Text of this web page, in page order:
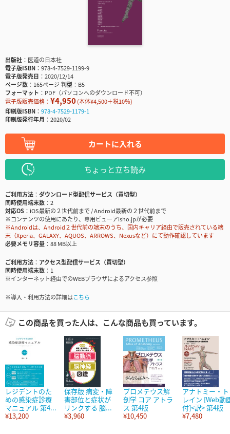
出版社
医道の日本社
電子版ISBN
978-4-7529-1199-9
電子版発売日
2020/12/14
ページ数
165ページ判型
B5
フォーマット
PDF（パソコンへのダウンロード不可）
電子版販売価格： ¥4,950(本体¥4,500＋税10％)
印刷版ISBN
978-4-7529-1179-1
印刷版発行年月
2020/02
カートに入れる
ちょっと立ち読み
ご利用方法
ダウンロード型配信サービス（買切型）
同時使用端末数
2
対応OS
iOS最新の２世代前まで / Android最新の２世代前まで
※コンテンツの使用にあたり、専用ビューアisho.jpが必要
※Androidは、Android２世代前の端末のうち、国内キャリア経由で販売されている端
末（Xperia、GALAXY、AQUOS、ARROWS、Nexusなど）にて動作確認しています
必要メモリ容量
88 MB以上
ご利用方法
アクセス型配信サービス（買切型）
同時使用端末数
1
※インターネット経由でのWEBブラウザによるアクセス参照
※導入・利用方法の詳細はこちら
この商品を買った人は、こんな商品も買っています。
レジデントのた
めの感染症診療
マニュアル 第4...
¥13,200
保存版 病変・障
害部位と症状が
リンクする 脳...
¥3,960
プロメテウス解
剖学 コア アトラ
ス 第4版
¥10,450
アナトミー・ト
レイン [Web動
付]<訳> 第4版
¥7,480